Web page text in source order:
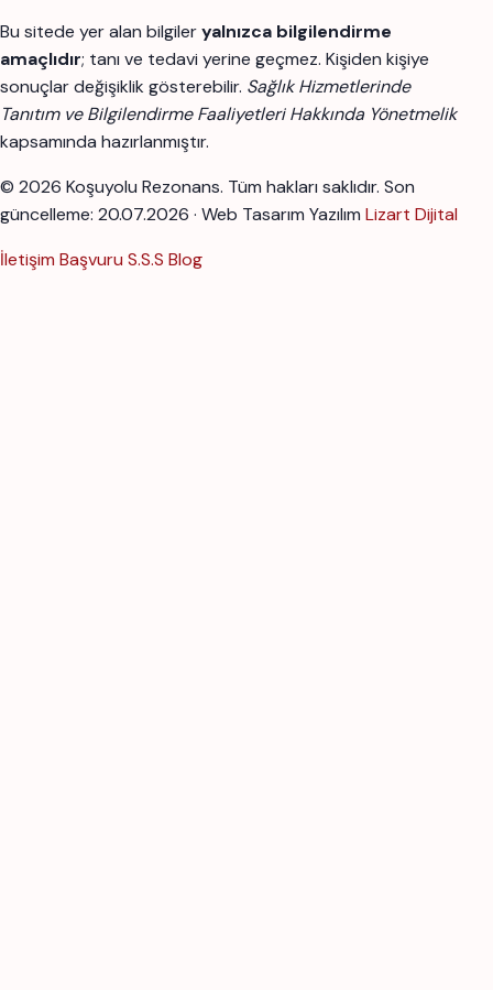
Bu sitede yer alan bilgileryalnızca bilgilendirme
amaçlıdır; tanı ve tedavi yerine geçmez. Kişiden kişiye
sonuçlar değişiklik gösterebilir. Sağlık Hizmetlerinde
Tanıtım ve Bilgilendirme Faaliyetleri Hakkında Yönetmelik
kapsamında hazırlanmıştır.
© 2026 Koşuyolu Rezonans. Tüm hakları saklıdır. Son
güncelleme: 20.07.2026 · Web Tasarım Yazılım Lizart Dijital
İletişim Başvuru S.S.S Blog